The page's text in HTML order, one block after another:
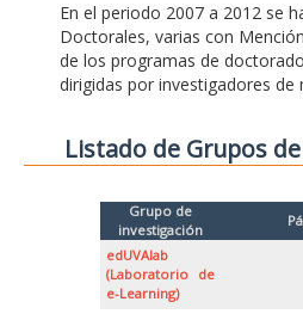
En el periodo 2007 a 2012 se
Doctorales, varias con
de los programas de
dirigidas por investigadores de
Listado de Grupos
Grupo de
investigación
edUVAlab
(Laboratorio de
e-Learning)